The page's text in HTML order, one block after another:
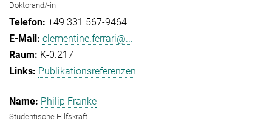
Doktorand/-in
+49 331 567-9464
clementine.ferrari@...
K-0.217
Publikationsreferenzen
Philip Franke
Studentische Hilfskraft